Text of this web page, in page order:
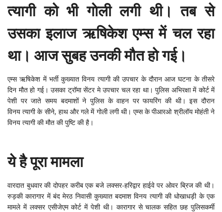
त्यागी को भी गाेली लगी थी। तब से
उसका इलाज ऋषिकेश एम्स में चल रहा
था। आज सुबह उनकी मौत हो गई।
एम्स ऋषिकेश में भर्ती कुख्यात विनय त्यागी की उपचार के दौरान आज घटना के तीसरे
दिन मौत हो गई। उसका ट्रॉमा सेंटर मे उपचार चल रहा था। पुलिस अभिरक्षा में कोर्ट में
पेशी पर जाते समय बदमाशों ने पुलिस के वाहन पर फायरिंग की थी। इस दौरान
विनय त्यागी के सीने, हाथ और गले में गोली लगी थी। एम्स के पीआरओ श्रीलॉय मोहंती ने
विनय त्यागी की मौत की पुष्टि की है।
ये है पूरा मामला
वारदात बुधवार की दोपहर करीब एक बजे लक्सर-हरिद्वार हाईवे पर ओवर ब्रिज की थी।
रुड़की कारागार में बंद मेरठ निवासी कुख्यात बदमाश विनय त्यागी की धोखाधड़ी के एक
मामले में लक्सर एसीजेएम कोर्ट में पेशी थी। कारागार से चालक सहित छह पुलिसकर्मी